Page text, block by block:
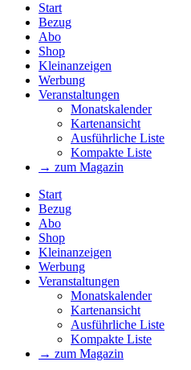
Start
Bezug
Abo
Shop
Kleinanzeigen
Werbung
Veranstaltungen
Monatskalender
Kartenansicht
Ausführliche Liste
Kompakte Liste
→ zum Magazin
Start
Bezug
Abo
Shop
Kleinanzeigen
Werbung
Veranstaltungen
Monatskalender
Kartenansicht
Ausführliche Liste
Kompakte Liste
→ zum Magazin